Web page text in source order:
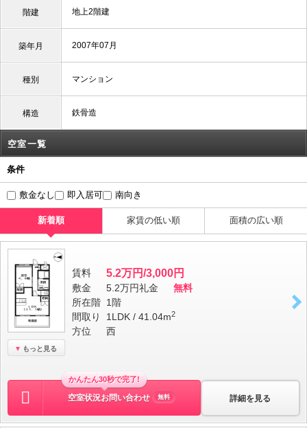
階建 地上2階建
築年月 2007年07月
種別 マンション
構造 鉄骨造
空室一覧
条件
敷金なし 即入居可 南向き
新着順 家賃の低い順 面積の広い順
もっと見る
賃料 5.2万円/3,000円
敷金 5.2万円礼金
無料
所在階 1階
間取り
1LDK / 41.04m2
方位 西
詳細を見る
かんたん30秒で完了!
空室状況お問い合わせ 無料